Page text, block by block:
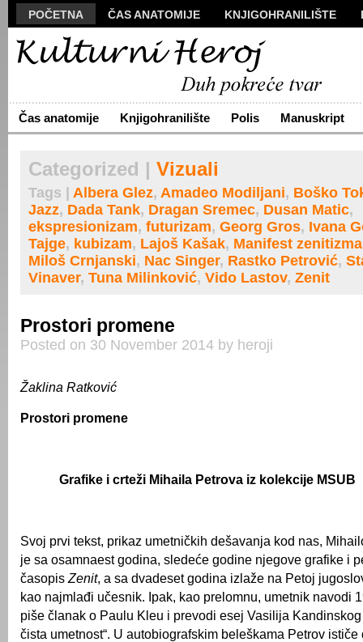
POČETNA ČAS ANATOMIJE KNJIGOHRANILIŠTE
MANUSKRIPT
VIZUALI
ARHIVA
O NAMA ŽIVA REČ KONTAKT
Čas anatomije Knjigohranilište Polis Manuskript
Categorized | Vizuali
Tags | Albera Glez, Amadeo Modiljani, Boško
Jazz, Dada Tank, Dragan Sremec, Dusan Matic,
ekspresionizam, futurizam, Georg Gros, Ivana
Tajge, kubizam, Lajoš Kašak, Manifest zenitizma
Miloš Crnjanski, Nac Singer, Rastko Petrović,
Vinaver, Tuna Milinković, Vido Lastov, Zenit
Prostori promene
Posted on 30 November 2014 by heroji
Žaklina Ratković
Prostori promene
Grafike i crteži Mihaila Petrova iz kolekcije MSUB
Svoj prvi tekst, prikaz umetničkih dešavanja kod nas,
je sa osamnaest godina, sledeće godine njegove grafike i
časopis Zenit, a sa dvadeset godina izlaže na Petoj
kao najmlađi učesnik. Ipak, kao prelomnu, umetnik navodi
piše članak o Paulu Kleu i prevodi esej Vasilija Kandinskog
čista umetnost“. U autobiografskim beleškama Petrov